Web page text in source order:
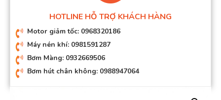
HOTLINE HỖ TRỢ KHÁCH HÀNG
Motor giảm tốc: 0968320186
Máy nén khí: 0981591287
Bơm Màng: 0932669506
Bơm hút chân không: 0988947064